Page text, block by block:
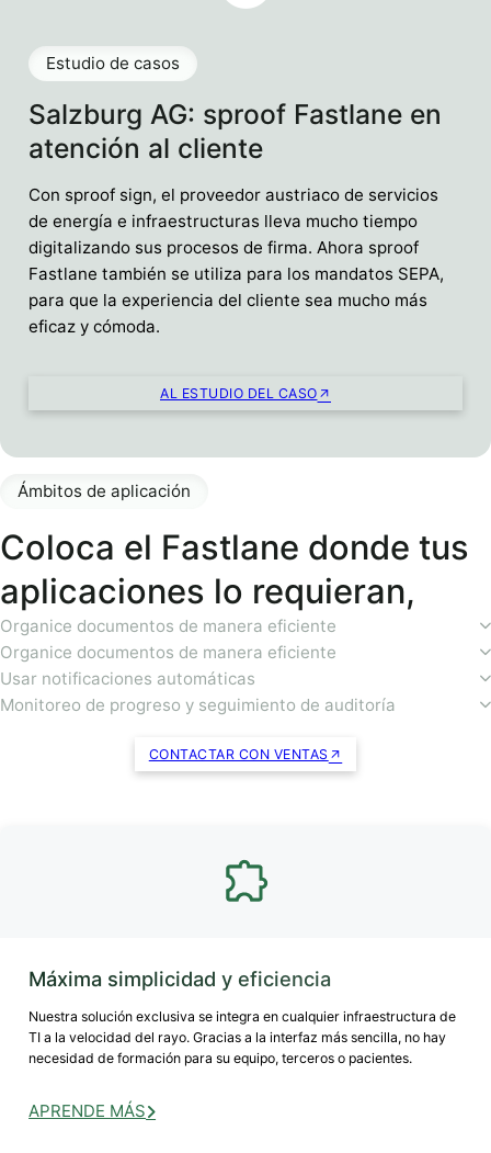
Salzburg AG: sproof Fastlane en
atención al cliente
Estudio de casos
Con sproof sign, el proveedor austriaco de servicios
de energía e infraestructuras lleva mucho tiempo
digitalizando sus procesos de firma. Ahora sproof
Fastlane también se utiliza para los mandatos SEPA,
para que la experiencia del cliente sea mucho más
eficaz y cómoda.
AL ESTUDIO DEL CASO
Ámbitos de aplicación
Coloca el Fastlane donde tus
aplicaciones lo requieran,
Organice documentos de manera eficiente
Organice documentos de manera eficiente
Usar notificaciones automáticas
Monitoreo de progreso y seguimiento de auditoría
CONTACTAR CON VENTAS
Máxima simplicidad y eficiencia
Nuestra solución exclusiva se integra en cualquier infraestructura de
TI a la velocidad del rayo. Gracias a la interfaz más sencilla, no hay
necesidad de formación para su equipo, terceros o pacientes.
APRENDE MÁS